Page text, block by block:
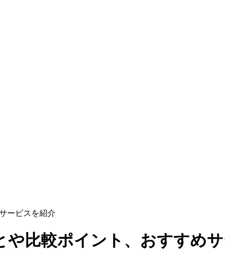
ービスを紹介
比較ポイント、おすすめ